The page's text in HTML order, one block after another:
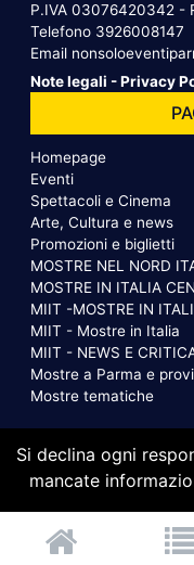
P.IVA 03076420342 -
Telefono 3926008147
Email
Note legali -Privacy
Homepage
Eventi
Spettacoli e Cinema
Arte, Cultura e news
Promozioni e biglietti
MOSTRE NEL NORD
MOSTRE IN ITALIA
MIIT -MOSTRE IN
MIIT - Mostre in Italia
MIIT - NEWS E
Mostre a Parma e
Mostre tematiche
Si declina ogni
mancate